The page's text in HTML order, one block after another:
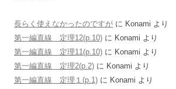
長らく使えなかったのですが に Konami より
第一編直線 定理12(p.10) に Konami より
第一編直線 定理11(p.10) に Konami より
第一編直線 定理2(p.2) に Konami より
第一編直線 定理１(p.1) に Konami より